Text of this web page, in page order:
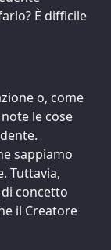
È difficile
o, come
le cose
sappiamo
Tuttavia,
concetto
il Creatore